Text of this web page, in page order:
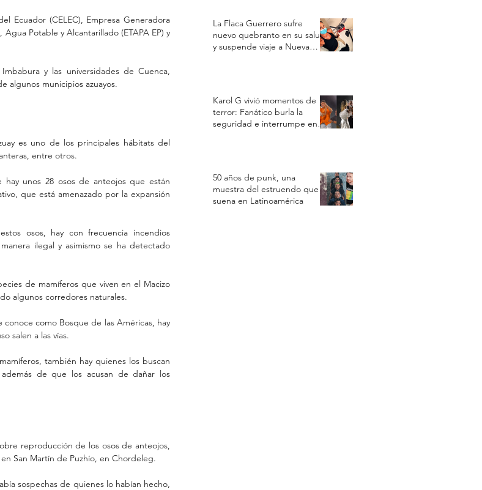
Ecuador (CELEC), Empresa Generadora
Potable y Alcantarillado (ETAPA EP) y
y las universidades de Cuenca,
algunos municipios azuayos.
es uno de los principales hábitats del
entre otros.
unos 28 osos de anteojos que están
que está amenazado por la expansión
osos, hay con frecuencia incendios
ilegal y asimismo se ha detectado
de mamíferos que viven en el Macizo
algunos corredores naturales.
como Bosque de las Américas, hay
salen a las vías.
también hay quienes los buscan
de que los acusan de dañar los
reproducción de los osos de anteojos,
San Martín de Puzhío, en Chordeleg.
sospechas de quienes lo habían hecho,
La Flaca Guerrero sufre
nuevo quebranto en su salud
y suspende viaje a Nueva
Karol G vivió momentos de
terror: Fanático burla la
seguridad e interrumpe en
50 años de punk, una
muestra del estruendo que
suena en Latinoamérica